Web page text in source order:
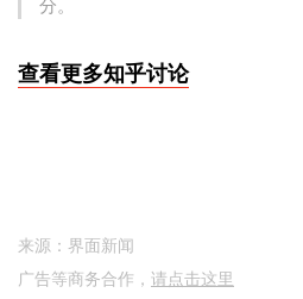
分。
查看更多知乎讨论
来源：界面新闻
广告等商务合作， 请点击这里